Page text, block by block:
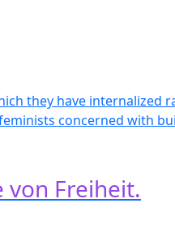
they have
concerned with
von Freiheit.